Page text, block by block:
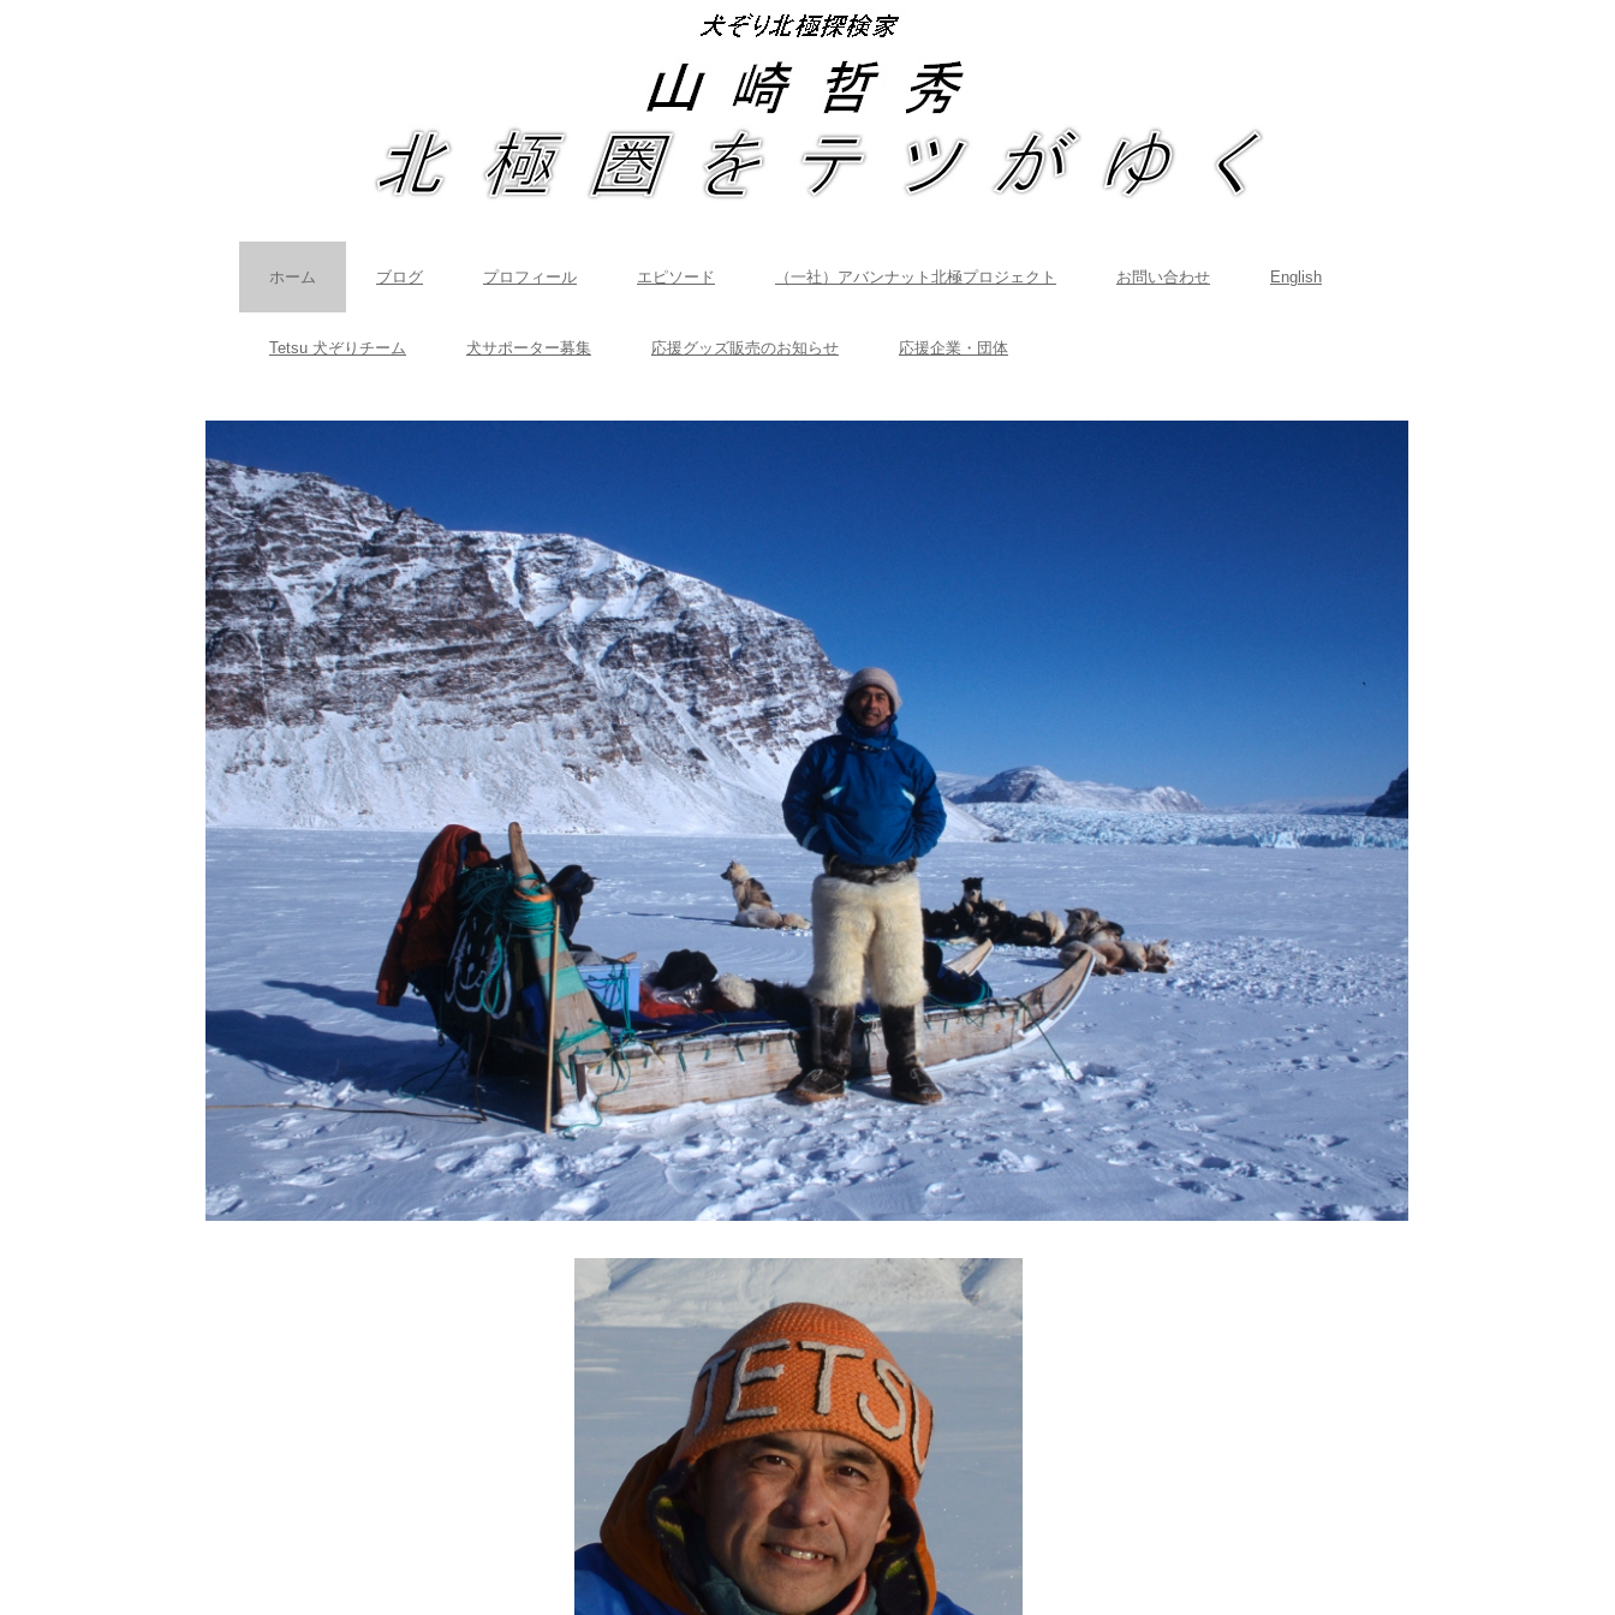
ホーム ブログ プロフィール エピソード （一社）アバンナット北極プロジェクト お問い合わせ English
Tetsu 犬ぞりチーム 犬サポーター募集 応援グッズ販売のお知らせ 応援企業・団体